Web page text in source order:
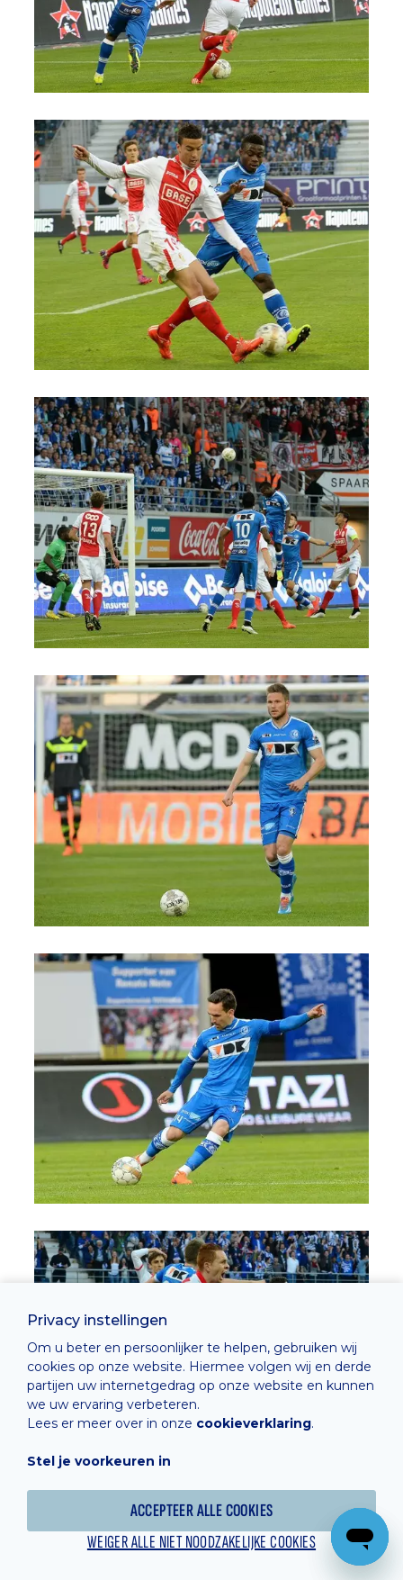
Privacy instellingen
Om u beter en persoonlijker te helpen, gebruiken wij
cookies op onze website. Hiermee volgen wij en derde
partijen uw internetgedrag op onze website en kunnen
we uw ervaring verbeteren.
Lees er meer over in onze cookieverklaring.
Stel je voorkeuren in
ACCEPTEER ALLE COOKIES
WEIGER ALLE NIET NOODZAKELIJKE COOKIES